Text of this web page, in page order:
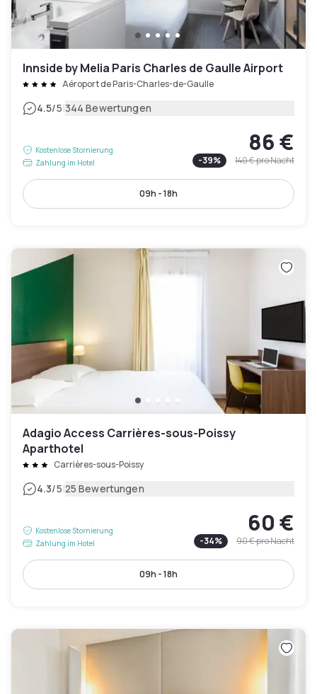
Innside by Melia Paris Charles de Gaulle Airport
Aéroport de Paris-Charles-de-Gaulle
4.5/5|344 Bewertungen
Kostenlose Stornierung
Zahlung im Hotel
86 €
-39% 140 €pro Nacht
09h - 18h
Adagio Access Carrières-sous-Poissy
Aparthotel
Carrières-sous-Poissy
4.3/5|25 Bewertungen
Kostenlose Stornierung
Zahlung im Hotel
60 €
-34% 90 €pro Nacht
09h - 18h